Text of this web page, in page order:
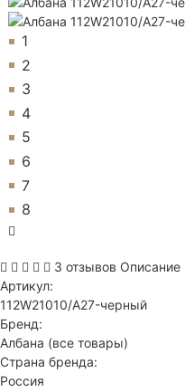
1
2
3
4
5
6
7
8
3 отзывов Описание
Артикул:
112W21010/A27-черный
Бренд:
Албана (все товары)
Страна бренда:
Россия